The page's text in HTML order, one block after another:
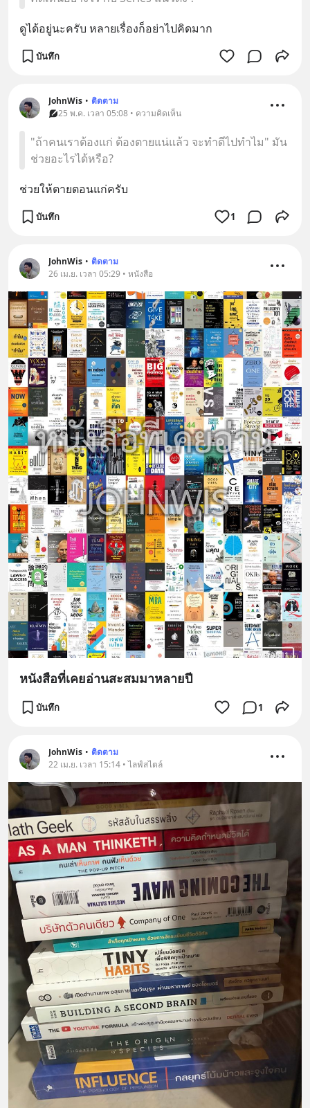
ดูได้อยู่นะครับ หลายเรื่องก็อย่าไปคิดมาก
บันทึก
JohnWis • ติดตาม
25 พ.ค. เวลา 05:08 • ความคิดเห็น
"ถ้าคนเราต้องแก่ ต้องตายแน่แล้ว จะทำดีไปทำไม" มัน
ช่วยอะไรได้หรือ?
ช่วยให้ตายตอนแก่ครับ
บันทึก 1
JohnWis • ติดตาม
26 เม.ย. เวลา 05:29 • หนังสือ
หนังสือที่เคยอ่านสะสมมาหลายปี
บันทึก 1
JohnWis • ติดตาม
22 เม.ย. เวลา 15:14 • ไลฟ์สไตล์